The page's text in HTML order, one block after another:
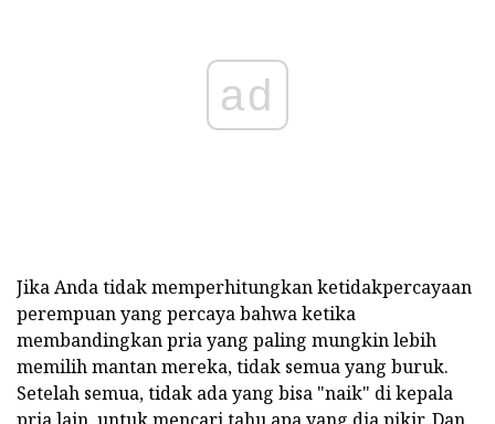
ad
Jika Anda tidak memperhitungkan ketidakpercayaan
perempuan yang percaya bahwa ketika
membandingkan pria yang paling mungkin lebih
memilih mantan mereka, tidak semua yang buruk.
Setelah semua, tidak ada yang bisa "naik" di kepala